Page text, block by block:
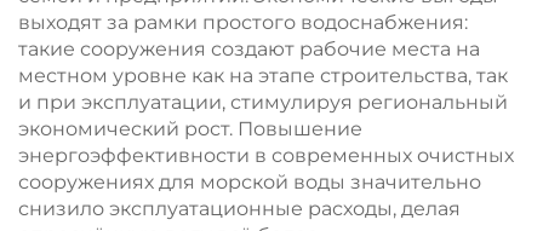
выходят за рамки простого водоснабжения:
такие сооружения создают рабочие места на
местном уровне как на этапе строительства, так
и при эксплуатации, стимулируя региональный
экономический рост. Повышение
энергоэффективности в современных очистных
сооружениях для морской воды значительно
снизило эксплуатационные расходы, делая